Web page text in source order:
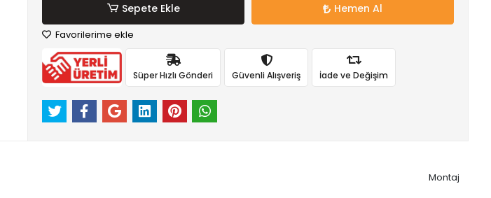
Sepete Ekle Hemen Al
Favorilerime ekle
Süper Hızlı Gönderi Güvenli Alışveriş İade ve Değişim
Montaj